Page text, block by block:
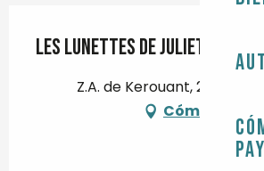
Les Lunettes de Juliette
Z.A. de Kerouant, 29120
Cómo llegar